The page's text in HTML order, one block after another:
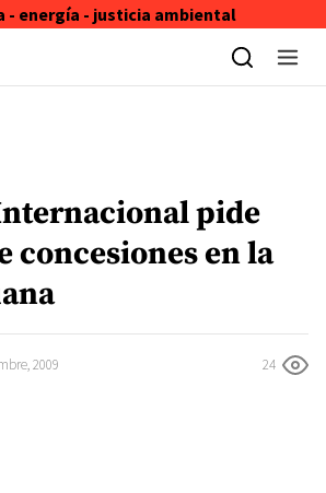
- energía - justicia ambiental
pide
concesiones en la
2009 24